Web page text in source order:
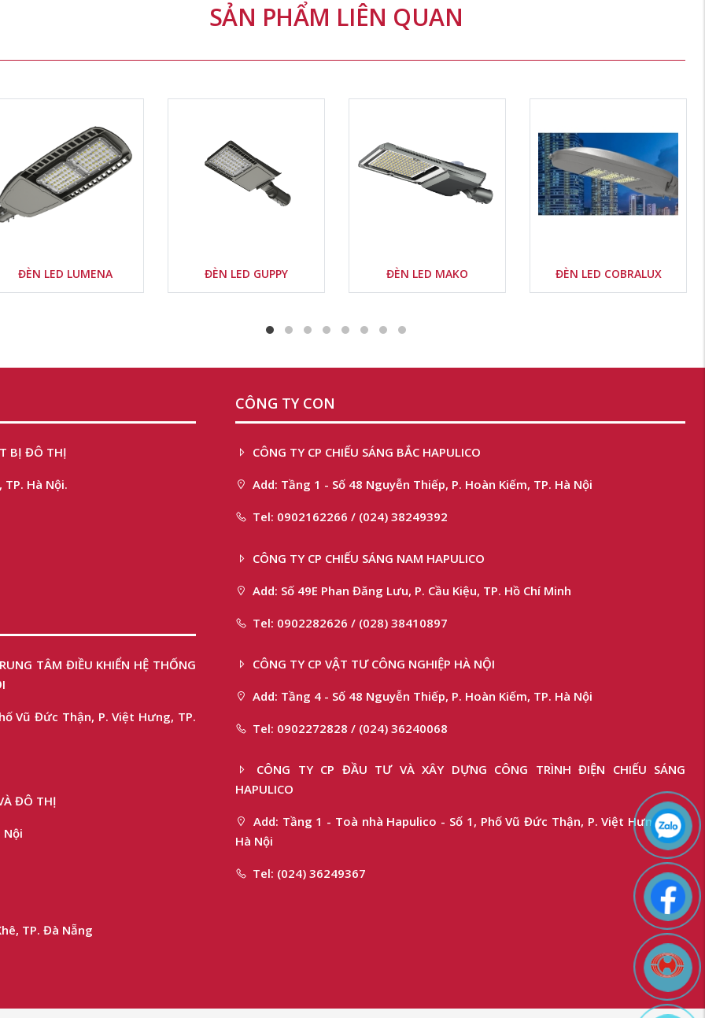
SẢN PHẨM LIÊN QUAN
ĐÈN LED LUMENA
hiệu:
ĐÈN LED GUPPY
hiệu:
ĐÈN LED MAKO ĐÈN LED COBRALUX
BỊ ĐÔ THỊ
Hà Nội.
TÂM ĐIỀU KHIỂN HỆ THỐNG
Vũ Đức Thận, P. Việt Hưng, TP.
ĐÔ THỊ
Nội
TP. Đà Nẵng
CÔNG TY CON
CÔNG TY CP CHIẾU SÁNG BẮC HAPULICO
Add: Tầng 1 - Số 48 Nguyễn Thiếp, P. Hoàn Kiếm, TP. Hà Nội
Tel: 0902162266 / (024) 38249392
CÔNG TY CP CHIẾU SÁNG NAM HAPULICO
Add: Số 49E Phan Đăng Lưu, P. Cầu Kiệu, TP. Hồ Chí Minh
Tel: 0902282626 / (028) 38410897
CÔNG TY CP VẬT TƯ CÔNG NGHIỆP HÀ NỘI
Add: Tầng 4 - Số 48 Nguyễn Thiếp, P. Hoàn Kiếm, TP. Hà Nội
Tel: 0902272828 / (024) 36240068
CÔNG TY CP ĐẦU TƯ VÀ XÂY DỰNG CÔNG TRÌNH ĐIỆN CHIẾU SÁNG
HAPULICO
Add: Tầng 1 - Toà nhà Hapulico - Số 1, Phố Vũ Đức Thận, P. Việt Hưng, TP.
Hà Nội
Tel: (024) 36249367